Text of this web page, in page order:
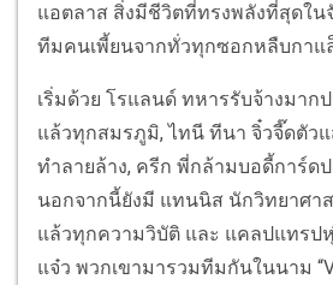
แอตลาส สิ่งมีชีวิตที่ทรงพลังที่สุดใน
ทีมคนเพี้ยนจากทั่วทุกซอกหลืบกาแ
เริ่มด้วย โรแลนด์ ทหารรับจ้างมาก
แล้วทุกสมรภูมิ, ไทนี ทีนา จิ๋วจี๊ดตัว
ทำลายล้าง, ครีก พี่กล้ามบอดี้การ์ด
นอกจากนี้ยังมี แทนนิส นักวิทยาศา
แล้วทุกความวิบัติ และ แคลปแทรป
แจ๋ว พวกเขามารวมทีมกันในนาม